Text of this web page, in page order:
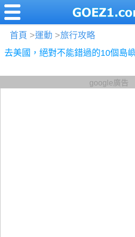
首頁 >運動 >旅行攻略
去美國，絕對不能錯過的10個島
google廣告